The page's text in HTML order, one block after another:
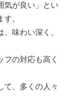
気が良い」とい
。
味わい深く、
フの対応も高く
て、多くの人々